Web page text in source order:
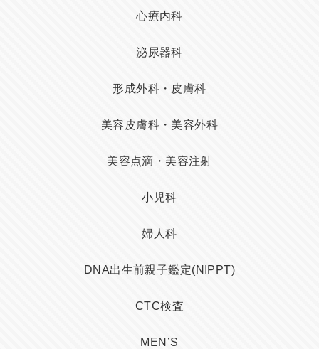
心療内科
泌尿器科
形成外科・皮膚科
美容皮膚科・美容外科
美容点滴・美容注射
小児科
婦人科
DNA出生前親子鑑定(NIPPT)
CTC検査
MEN’S